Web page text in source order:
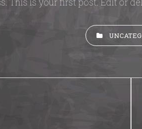
CATEGORIES